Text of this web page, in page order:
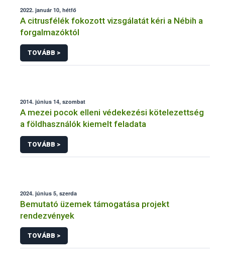
2022. január 10, hétfő
A citrusfélék fokozott vizsgálatát kéri a Nébih a
forgalmazóktól
TOVÁBB >
2014. június 14, szombat
A mezei pocok elleni védekezési kötelezettség
a földhasználók kiemelt feladata
TOVÁBB >
2024. június 5, szerda
Bemutató üzemek támogatása projekt
rendezvények
TOVÁBB >